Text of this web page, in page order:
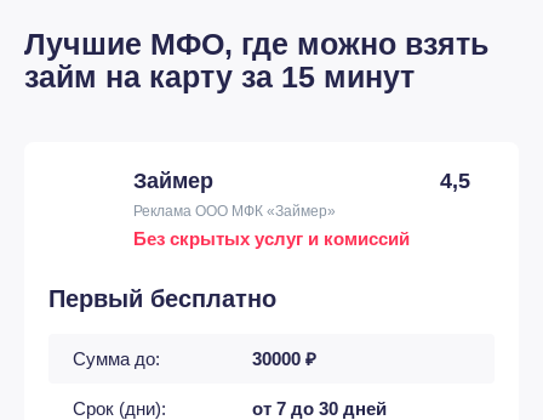
Лучшие МФО, где можно взять
займ на карту за 15 минут
Займер 4,5
Реклама ООО МФК «Займер»
Без скрытых услуг и комиссий
Первый бесплатно
Сумма до: 30000 ₽
Срок (дни): от 7 до 30 дней